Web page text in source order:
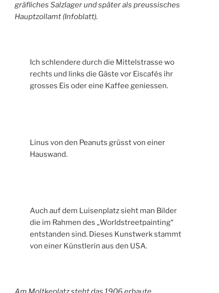
gräfliches Salzlager und später als preussisches
Hauptzollamt (Infoblatt).
Ich schlendere durch die Mittelstrasse wo
rechts und links die Gäste vor Eiscafés ihr
grosses Eis oder eine Kaffee geniessen.
Linus von den Peanuts grüsst von einer
Hauswand.
Auch auf dem Luisenplatz sieht man Bilder
die im Rahmen des „Worldstreetpainting“
entstanden sind. Dieses Kunstwerk stammt
von einer Künstlerin aus den USA.